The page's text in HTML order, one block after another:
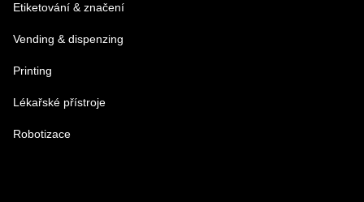
Etiketování & značení
Vending & dispenzing
Printing
Lékařské přístroje
Robotizace